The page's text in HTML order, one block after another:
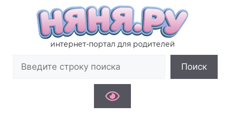
содержимому
интернет-портал для родителей
Поиск